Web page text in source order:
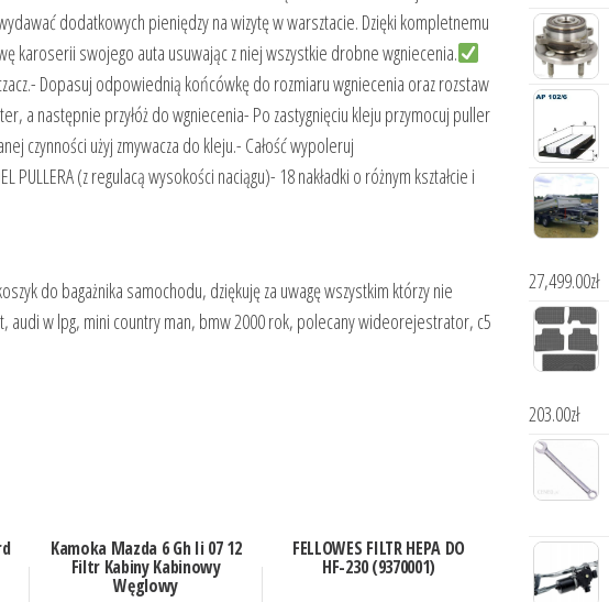
dodatkowych pieniędzy na wizytę w warsztacie. Dzięki kompletnemu
karoserii swojego auta usuwając z niej wszystkie drobne wgniecenia.
Dopasuj odpowiednią końcówkę do rozmiaru wgniecenia oraz rozstaw
a następnie przyłóż do wgniecenia- Po zastygnięciu kleju przymocuj puller
czynności użyj zmywacza do kleju.- Całość wypoleruj
(z regulacą wysokości naciągu)- 18 nakładki o różnym kształcie i
do bagażnika samochodu, dziękuję za uwagę wszystkim którzy nie
audi w lpg, mini country man, bmw 2000 rok, polecany wideorejestrator, c5
Kamoka Mazda 6 Gh Ii 07 12
Filtr Kabiny Kabinowy
Węglowy
FELLOWES FILTR HEPA DO
HF-230 (9370001)
27,499.00zł
203.00zł